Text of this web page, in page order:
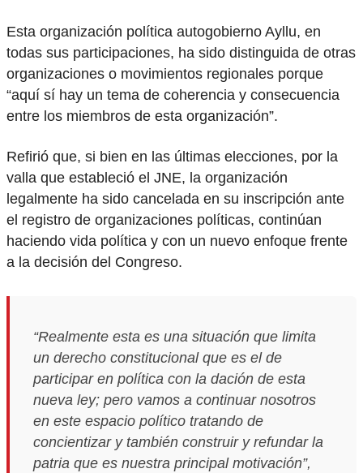
Esta organización política autogobierno Ayllu, en
todas sus participaciones, ha sido distinguida de otras
organizaciones o movimientos regionales porque
“aquí sí hay un tema de coherencia y consecuencia
entre los miembros de esta organización”.
Refirió que, si bien en las últimas elecciones, por la
valla que estableció el JNE, la organización
legalmente ha sido cancelada en su inscripción ante
el registro de organizaciones políticas, continúan
haciendo vida política y con un nuevo enfoque frente
a la decisión del Congreso.
“Realmente esta es una situación que limita
un derecho constitucional que es el de
participar en política con la dación de esta
nueva ley; pero vamos a continuar nosotros
en este espacio político tratando de
concientizar y también construir y refundar la
patria que es nuestra principal motivación”,